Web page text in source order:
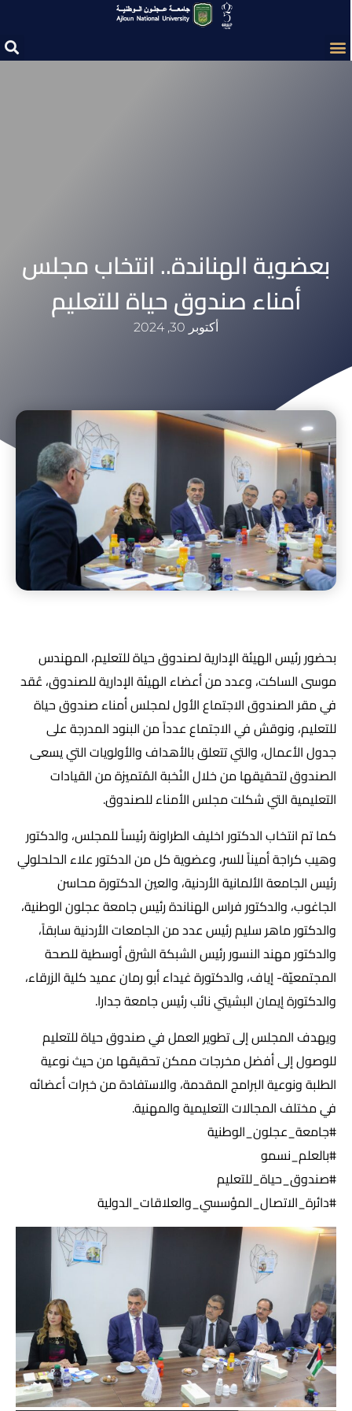
بعضوية الهناندة.. انتخاب مجلس
أمناء صندوق حياة للتعليم
أكتوبر 30, 2024
بحضور رئيس الهيئة الإدارية لصندوق حياة للتعليم، المهندس
موسى الساكت، وعدد من أعضاء الهيئة الإدارية للصندوق، عُقد
في مقر الصندوق الاجتماع الأول لمجلس أمناء صندوق حياة
للتعليم، ونوقش في الاجتماع عدداً من البنود المدرجة على
جدول الأعمال، والتي تتعلق بالأهداف والأولويات التي يسعى
الصندوق لتحقيقها من خلال النُخبة المُتميزة من القيادات
التعليمية التي شكلت مجلس الأمناء للصندوق.
كما تم انتخاب الدكتور اخليف الطراونة رئيساً للمجلس، والدكتور
وهيب كراجة أميناً للسر، وعضوية كل من الدكتور علاء الحلحلولي
رئيس الجامعة الألمانية الأردنية، والعين الدكتورة محاسن
الجاغوب، والدكتور فراس الهناندة رئيس جامعة عجلون الوطنية،
والدكتور ماهر سليم رئيس عدد من الجامعات الأردنية سابقاً،
والدكتور مهند النسور رئيس الشبكة الشرق أوسطية للصحة
المجتمعيّة- إياف، والدكتورة غيداء أبو رمان عميد كلية الزرقاء،
والدكتورة إيمان البشيتي نائب رئيس جامعة جدارا.
ويهدف المجلس إلى تطوير العمل في صندوق حياة للتعليم
للوصول إلى أفضل مخرجات ممكن تحقيقها من حيث نوعية
الطلبة ونوعية البرامج المقدمة، والاستفادة من خبرات أعضائه
في مختلف المجالات التعليمية والمهنية.
#جامعة_عجلون_الوطنية
#بالعلم_نسمو
#صندوق_حياة_للتعليم
#دائرة_الاتصال_المؤسسي_والعلاقات_الدولية